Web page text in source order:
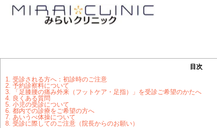
目次
1. 受診される方へ：初診時のご注意
2. 予約診察料について
3. 「足膝腰の痛み外来（フットケア・足指）」を受診ご希望のかたへ
4. 良くある質問
5. 小児の受診について
6. 都内での診療をご希望の方へ
7. あいうべ体操について
8. 受診に際してのご注意（院長からのお願い）